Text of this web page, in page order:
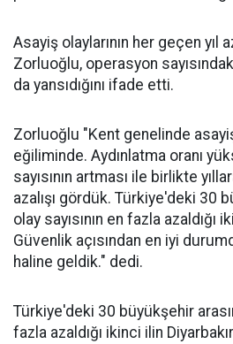
Asayiş olaylarının her geçen yıl
Zorluoğlu, operasyon
da yansıdığını ifade etti.
Zorluoğlu "Kent genelinde
eğiliminde. Aydınlatma oranı
sayısının artması ile birlikte
azalışı gördük. Türkiye'deki 30
olay sayısının en fazla azaldığı
Güvenlik açısından en iyi
haline geldik." dedi.
Türkiye'deki 30 büyükşehir
fazla azaldığı ikinci ilin